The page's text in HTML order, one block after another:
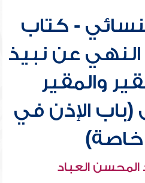
- كتاب
النهي عن نبيذ
والمقير
(باب الإذن في
خاصة)
العباد